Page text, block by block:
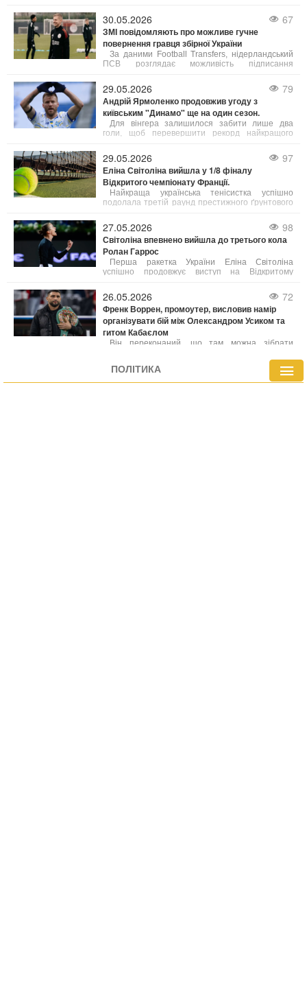
художньої гімнастики в румунському Клуж-
Напоці.
30.05.2026 67
ЗМІ повідомляють про можливе гучне
повернення гравця збірної України
За даними Football Transfers, нідерландський
ПСВ розглядає можливість підписання
контракт з "Аяксом" добігає кінця, може
посилити склад "Ейндховена".
29.05.2026 79
Андрій Ярмоленко продовжив угоду з
київським "Динамо" ще на один сезон.
Для вінгера залишилося забити лише два
голи, щоб перевершити рекорд найкращого
29.05.2026 97
Еліна Світоліна вийшла у 1/8 фіналу
Відкритого чемпіонату Франції.
Найкраща українська тенісистка успішно
подолала третій раунд престижного ґрунтового
27.05.2026 98
Світоліна впевнено вийшла до третього кола
Ролан Гаррос
Перша ракетка України Еліна Світоліна
успішно продовжує виступ на Відкритому
українка без особливих проблем розібралася з
іспанкою Кейтлін Кеведо.
26.05.2026 72
Френк Воррен, промоутер, висловив намір
організувати бій між Олександром Усиком та
гитом Кабаєлом
Він переконаний, що там можна зібрати
розкупили за один день, і навіть попит був у
рази більшим. Воррен вважає, що бій проти
Усика може стати великою подією, враховуючи
ПОЛІТИКА